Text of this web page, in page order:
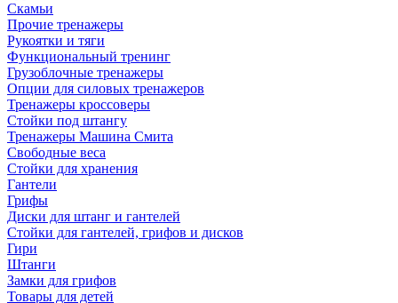
Скамьи
Прочие тренажеры
Рукоятки и тяги
Функциональный тренинг
Грузоблочные тренажеры
Опции для силовых тренажеров
Тренажеры кроссоверы
Стойки под штангу
Тренажеры Машина Смита
Свободные веса
Стойки для хранения
Гантели
Грифы
Диски для штанг и гантелей
Стойки для гантелей, грифов и дисков
Гири
Штанги
Замки для грифов
Товары для детей